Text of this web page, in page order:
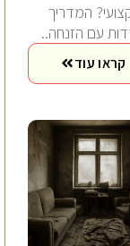
המדריך
עם הזנחה..
קראו עוד